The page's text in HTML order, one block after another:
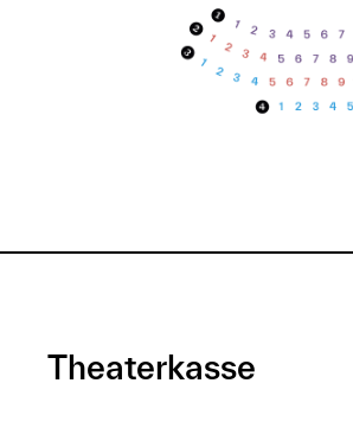
Theaterkasse